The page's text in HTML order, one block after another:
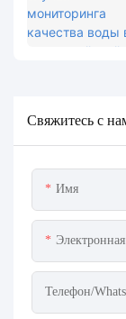
Свяжитесь с
Имя
Телефон/